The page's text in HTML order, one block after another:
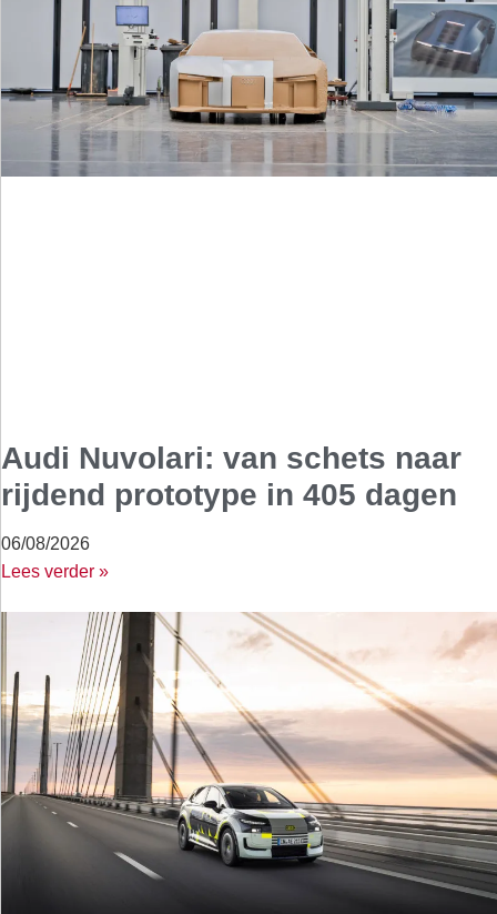
Audi Nuvolari: van schets naar
rijdend prototype in 405 dagen
06/08/2026
Lees verder »